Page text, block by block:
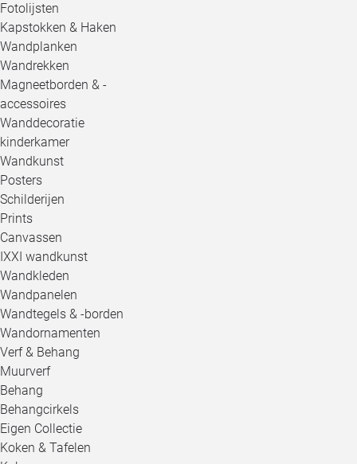
Fotolijsten
Kapstokken & Haken
Wandplanken
Wandrekken
Magneetborden & -
accessoires
Wanddecoratie
kinderkamer
Wandkunst
Posters
Schilderijen
Prints
Canvassen
IXXI wandkunst
Wandkleden
Wandpanelen
Wandtegels & -borden
Wandornamenten
Verf & Behang
Muurverf
Behang
Behangcirkels
Eigen Collectie
Koken & Tafelen